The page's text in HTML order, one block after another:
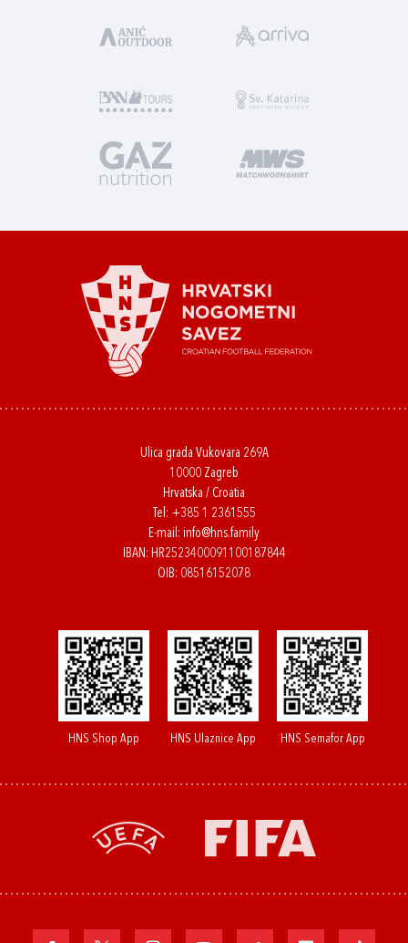
Ulica grada Vukovara 269A
10000 Zagreb
Hrvatska / Croatia
Tel: +385 1 2361555
E-mail: info@hns.family
IBAN: HR2523400091100187844
OIB: 08516152078
HNS Shop App HNS Ulaznice App HNS Semafor App